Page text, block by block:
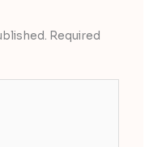
Required